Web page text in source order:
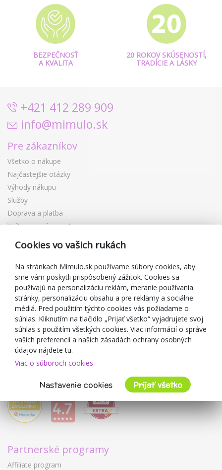
BEZPEČNOSŤ
A KVALITA
20 ROKOV SKÚSENOSTÍ,
TRADÍCIE A LÁSKY
+421 412 289 909
info@mimulo.sk
Pre zákazníkov
Všetko o nákupe
Najčastejšie otázky
Výhody nákupu
Služby
Doprava a platba
Vrátenie a výmena tovaru
Reklamácia
Zľavové kupóny
Blog
O predajcovi
Mimulo.sk
Obchodné podmienky
Ochrana osobných údajov GDPR
Kontakty
Spolupracujeme
Partnerské programy
Affiliate program
Cookies vo vašich rukách
Na stránkach Mimulo.sk používame súbory cookies, aby
sme vám poskytli prispôsobený zážitok. Cookies sa
používajú na personalizáciu reklám, meranie používania
stránky, personalizáciu obsahu a pre reklamy a sociálne
médiá. Pred použitím týchto cookies vás požiadame o
súhlas. Kliknutím na tlačidlo „Prijať všetko“ vyjadrujete svoj
súhlas s použitím všetkých cookies. Viac informácií o správe
vašich preferencií a našich zásadách ochrany osobných
údajov nájdete tu.
Viac o súboroch cookies
Nastavenie cookies Prijať všetko